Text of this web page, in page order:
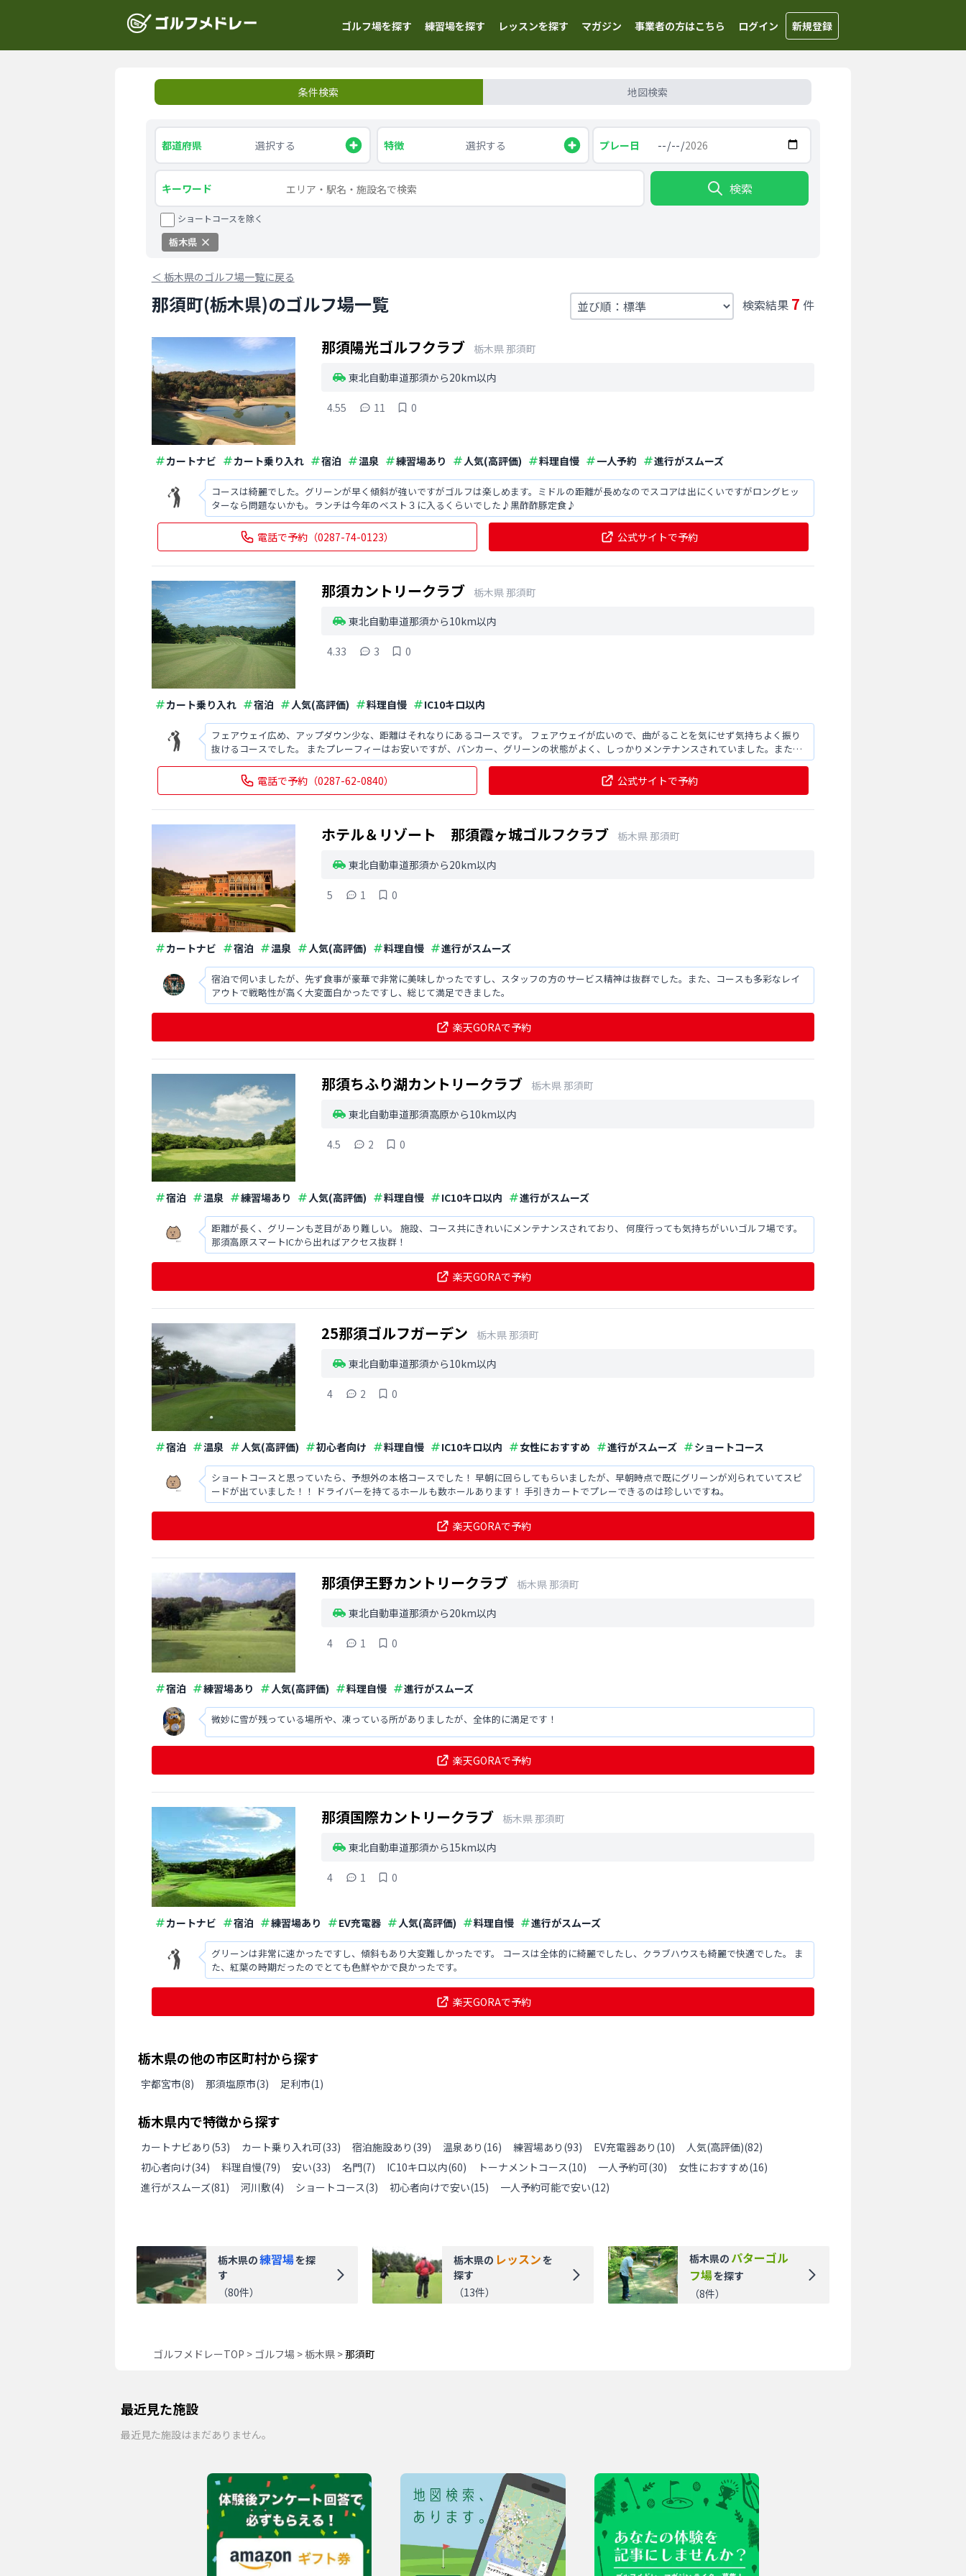
ゴルフ場を探す 練習場を探す レッスンを探す マガジン 事業者の方はこちら ログイン 新規登録
条件検索 地図検索
都道府県 選択する 特徴 選択する プレー日
キーワード 検索
ショートコースを除く
栃木県
＜ 栃木県のゴルフ場一覧に戻る
那須町(栃木県)のゴルフ場一覧 検索結果 7 件
那須陽光ゴルフクラブ 栃木県 那須町
東北自動車道那須から20km以内
4.55 11 0
カートナビ カート乗り入れ 宿泊 温泉 練習場あり 人気(高評価) 料理自慢 一人予約 進行がスムーズ
コースは綺麗でした。グリーンが早く傾斜が強いですがゴルフは楽しめます。ミドルの距離が長めなのでスコアは出にくいですがロングヒッ
ターなら問題ないかも。ランチは今年のベスト３に入るくらいでした♪黒酢酢豚定食♪
電話で予約 （0287-74-0123） 公式サイトで予約
那須カントリークラブ 栃木県 那須町
東北自動車道那須から10km以内
4.33 3 0
カート乗り入れ 宿泊 人気(高評価) 料理自慢 IC10キロ以内
フェアウェイ広め、アップダウン少な、距離はそれなりにあるコースです。 フェアウェイが広いので、曲がることを気にせず気持ちよく振り
抜けるコースでした。 またプレーフィーはお安いですが、バンカー、グリーンの状態がよく、しっかりメンテナンスされていました。また伺
いたいです。 県内でもコスパがよく、特にオス
電話で予約 （0287-62-0840） 公式サイトで予約
ホテル＆リゾート 那須霞ヶ城ゴルフクラブ 栃木県 那須町
東北自動車道那須から20km以内
5 1 0
カートナビ 宿泊 温泉 人気(高評価) 料理自慢 進行がスムーズ
宿泊で伺いましたが、先ず食事が豪華で非常に美味しかったですし、スタッフの方のサービス精神は抜群でした。また、コースも多彩なレイ
アウトで戦略性が高く大変面白かったですし、総じて満足できました。
楽天GORAで予約
那須ちふり湖カントリークラブ 栃木県 那須町
東北自動車道那須高原から10km以内
4.5 2 0
宿泊 温泉 練習場あり 人気(高評価) 料理自慢 IC10キロ以内 進行がスムーズ
距離が長く、グリーンも芝目があり難しい。 施設、コース共にきれいにメンテナンスされており、 何度行っても気持ちがいいゴルフ場です。
那須高原スマートICから出ればアクセス抜群！
楽天GORAで予約
25那須ゴルフガーデン 栃木県 那須町
東北自動車道那須から10km以内
4 2 0
宿泊 温泉 人気(高評価) 初心者向け 料理自慢 IC10キロ以内 女性におすすめ 進行がスムーズ ショートコース
ショートコースと思っていたら、予想外の本格コースでした！ 早朝に回らしてもらいましたが、早朝時点で既にグリーンが刈られていてスピ
ードが出ていました！！ ドライバーを持てるホールも数ホールあります！ 手引きカートでプレーできるのは珍しいですね。
楽天GORAで予約
那須伊王野カントリークラブ 栃木県 那須町
東北自動車道那須から20km以内
4 1 0
宿泊 練習場あり 人気(高評価) 料理自慢 進行がスムーズ
微妙に雪が残っている場所や、凍っている所がありましたが、全体的に満足です！
楽天GORAで予約
那須国際カントリークラブ 栃木県 那須町
東北自動車道那須から15km以内
4 1 0
カートナビ 宿泊 練習場あり EV充電器 人気(高評価) 料理自慢 進行がスムーズ
グリーンは非常に速かったですし、傾斜もあり大変難しかったです。 コースは全体的に綺麗でしたし、クラブハウスも綺麗で快適でした。 ま
た、紅葉の時期だったのでとても色鮮やかで良かったです。
楽天GORAで予約
栃木県の他の市区町村から探す
宇都宮市(8) 那須塩原市(3) 足利市(1)
栃木県内で特徴から探す
カートナビあり (53) カート乗り入れ可(33) 宿泊施設あり (39) 温泉あり (16) 練習場あり (93) EV充電器あり (10) 人気(高評価)(82)
初心者向け(34) 料理自慢(79) 安い(33) 名門(7) IC10キロ以内(60) トーナメントコース(10) 一人予約可(30) 女性におすすめ(16)
進行がスムーズ(81) 河川敷(4) ショートコース(3) 初心者向けで安い(15) 一人予約可能で安い(12)
栃木県の練習場を探
す
（80件）
栃木県の レッスンを
探す
（13件）
栃木県の パターゴル
フ場を探す
（8件）
ゴルフメドレーTOP > ゴルフ場 >栃木県>那須町
最近見た施設
最近見た施設はまだありません。